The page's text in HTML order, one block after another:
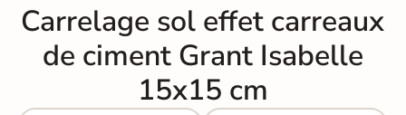
Carrelage sol effet carreaux
de ciment Grant Isabelle
15x15 cm